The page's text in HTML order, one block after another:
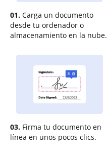
01. Carga un documento
desde tu ordenador o
almacenamiento en la nube.
03. Firma tu documento en
línea en unos pocos clics.